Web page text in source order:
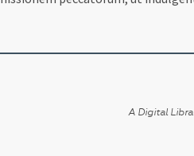
A Digital